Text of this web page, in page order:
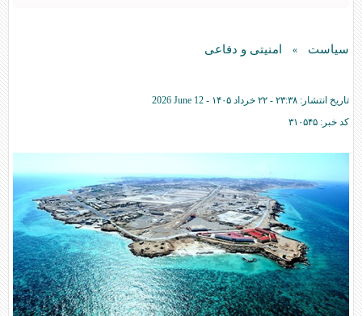
سیاست » امنیتی و دفاعی
تاریخ انتشار: ۲۳:۳۸ - ۲۲ خرداد ۱۴۰۵ -
2026 June 12
کد خبر: ۳۱۰۵۴۵